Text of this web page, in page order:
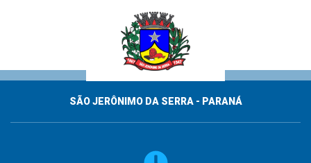
SÃO JERÔNIMO DA SERRA - PARANÁ